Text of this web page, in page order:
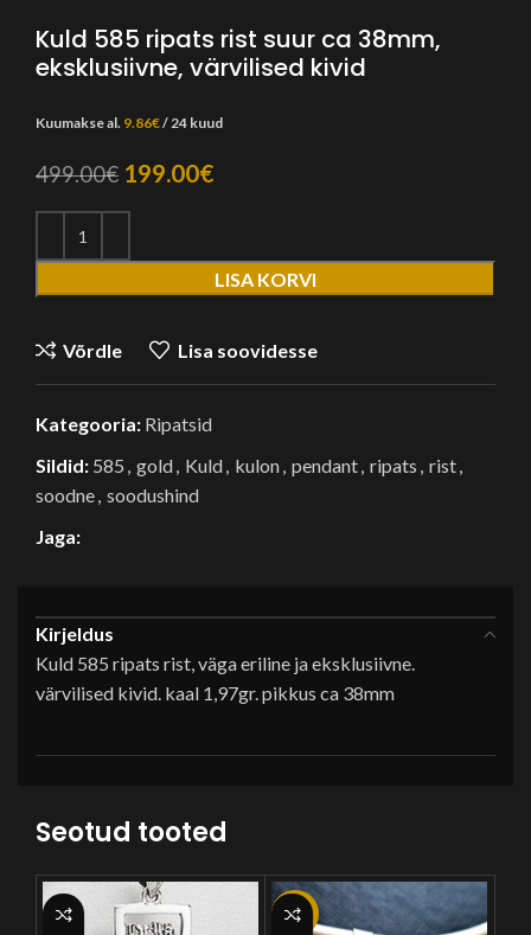
Kuld 585 ripats rist suur ca 38mm,
eksklusiivne, värvilised kivid
Kuumakse al. 9.86€/ 24 kuud
499.00€ Algne
499.00€.
199.00€Praegune
199.00€.
LISA KORVI
Võrdle Lisa soovidesse
Kategooria: Ripatsid
Sildid: 585 , gold, Kuld, kulon, pendant, ripats , rist,
soodne, soodushind
Jaga:
Kirjeldus
Kuld 585 ripats rist, väga eriline ja eksklusiivne.
värvilised kivid. kaal 1,97gr. pikkus ca 38mm
Seotud tooted
-29%